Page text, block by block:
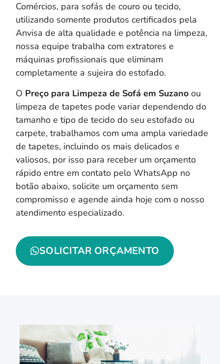
Comércios, para sofás de couro ou tecido,
utilizando somente produtos certificados pela
Anvisa de alta qualidade e potência na limpeza,
nossa equipe trabalha com extratores e
máquinas profissionais que eliminam
completamente a sujeira do estofado.
O Preço para Limpeza de Sofá em Suzano ou
limpeza de tapetes pode variar dependendo do
tamanho e tipo de tecido do seu estofado ou
carpete, trabalhamos com uma ampla variedade
de tapetes, incluindo os mais delicados e
valiosos, por isso para receber um orçamento
rápido entre em contato pelo WhatsApp no
botão abaixo, solicite um orçamento sem
compromisso e agende ainda hoje com o nosso
atendimento especializado.
SOLICITAR ORÇAMENTO